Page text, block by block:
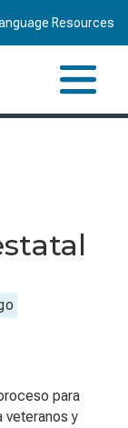
Resources
para
y